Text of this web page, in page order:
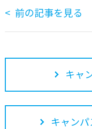
前の記事を見る
キャ
キャン